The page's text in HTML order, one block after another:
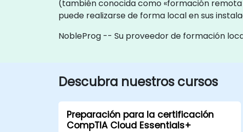
(también conocida como «formación
puede realizarse de forma local en sus
NobleProg -- Su proveedor de formación
Descubra nuestros cursos
Preparación para la certificación
CompTIA Cloud Essentials+